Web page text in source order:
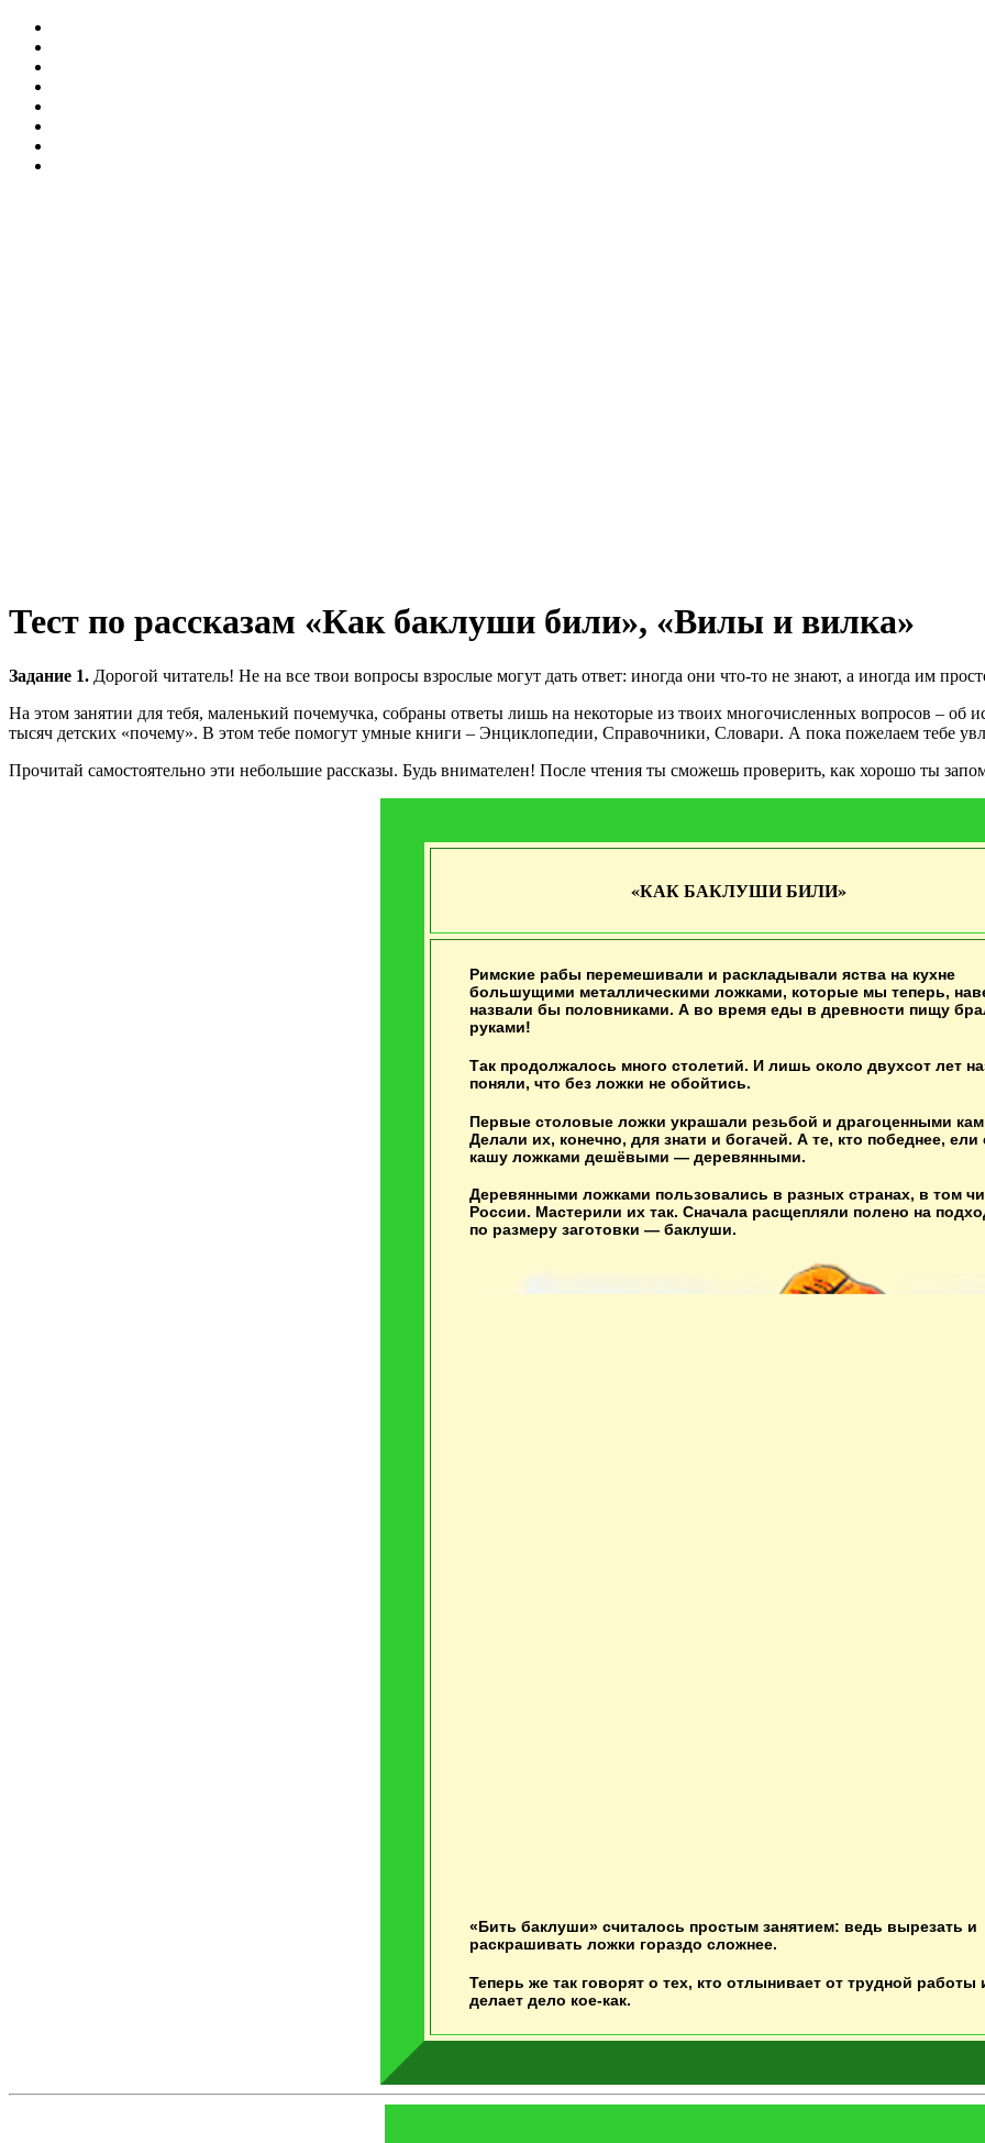
Тест по рассказам «Как баклуши били», «Вилы и вилка»
Задание 1. Дорогой читатель! Не на все твои вопросы взрослые могут дать ответ: иногда они что-то не знают, а иногда им
На этом занятии для тебя, маленький почемучка, собраны ответы лишь на некоторые из твоих многочисленных вопросов –
тысяч детских «почему». В этом тебе помогут умные книги – Энциклопедии, Справочники, Словари. А пока пожелаем тебе
Прочитай самостоятельно эти небольшие рассказы. Будь внимателен! После чтения ты сможешь проверить, как хорошо ты
«КАК БАКЛУШИ БИЛИ»
Римские рабы перемешивали и раскладывали яства на кухне
большущими металлическими ложками, которые мы теперь,
назвали бы половниками. А во время еды в древности пищу
руками!
Так продолжалось много столетий. И лишь около двухсот лет
поняли, что без ложки не обойтись.
Первые столовые ложки украшали резьбой и драгоценными
Делали их, конечно, для знати и богачей. А те, кто победнее, ели
кашу ложками дешёвыми — деревянными.
Деревянными ложками пользовались в разных странах, в том
России. Мастерили их так. Сначала расщепляли полено на
по размеру заготовки — баклуши.
«Бить баклуши» считалось простым занятием: ведь вырезать и
раскрашивать ложки гораздо сложнее.
Теперь же так говорят о тех, кто отлынивает от трудной работы
делает дело кое-как.